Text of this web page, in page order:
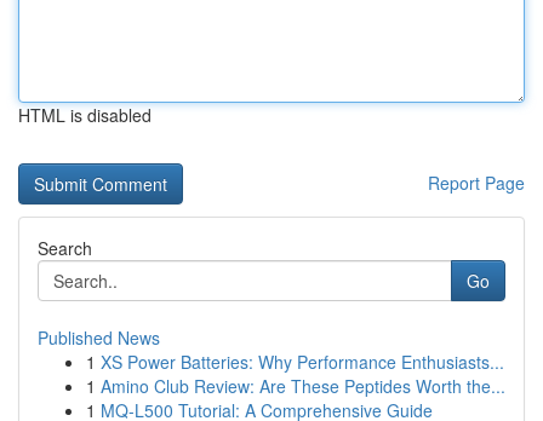
HTML is disabled
Report Page
Search
Go
Published News
1 XS Power Batteries: Why Performance Enthusiasts...
1 Amino Club Review: Are These Peptides Worth the...
1 MQ-L500 Tutorial: A Comprehensive Guide